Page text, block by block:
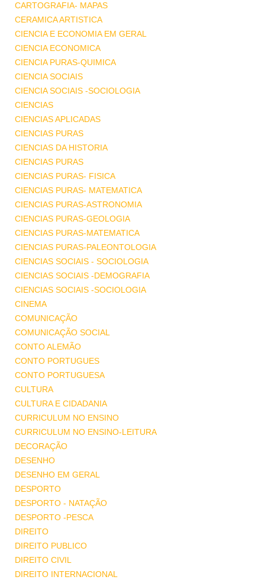
CARTOGRAFIA- MAPAS
CERAMICA ARTISTICA
CIENCIA E ECONOMIA EM GERAL
CIENCIA ECONOMICA
CIENCIA PURAS-QUIMICA
CIENCIA SOCIAIS
CIENCIA SOCIAIS -SOCIOLOGIA
CIENCIAS
CIENCIAS APLICADAS
CIENCIAS PURAS
CIENCIAS DA HISTORIA
CIENCIAS PURAS
CIENCIAS PURAS- FISICA
CIENCIAS PURAS- MATEMATICA
CIENCIAS PURAS-ASTRONOMIA
CIENCIAS PURAS-GEOLOGIA
CIENCIAS PURAS-MATEMATICA
CIENCIAS PURAS-PALEONTOLOGIA
CIENCIAS SOCIAIS - SOCIOLOGIA
CIENCIAS SOCIAIS -DEMOGRAFIA
CIENCIAS SOCIAIS -SOCIOLOGIA
CINEMA
COMUNICAÇÃO
COMUNICAÇÃO SOCIAL
CONTO ALEMÃO
CONTO PORTUGUES
CONTO PORTUGUESA
CULTURA
CULTURA E CIDADANIA
CURRICULUM NO ENSINO
CURRICULUM NO ENSINO-LEITURA
DECORAÇÃO
DESENHO
DESENHO EM GERAL
DESPORTO
DESPORTO - NATAÇÃO
DESPORTO -PESCA
DIREITO
DIREITO PUBLICO
DIREITO CIVIL
DIREITO INTERNACIONAL